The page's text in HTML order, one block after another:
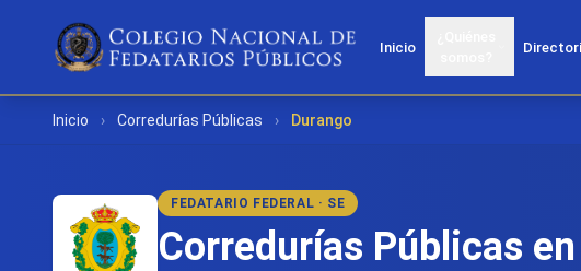
Inicio
Inicio › Corredurías Públicas › Durango
FEDATARIO FEDERAL · SE
Corredurías Públicas